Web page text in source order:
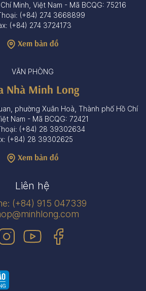
Minh, Việt Nam - Mã BCQG: 75216
(+84) 274 3668899
(+84) 274 3724173
Xem bản đồ
VĂN PHÒNG
Nhà Minh Long
phường Xuân Hoà, Thành phố Hồ Chí
Nam - Mã BCQG: 72421
(+84) 28 39302634
(+84) 28 39302625
Xem bản đồ
Liên hệ
(+84) 915 047339